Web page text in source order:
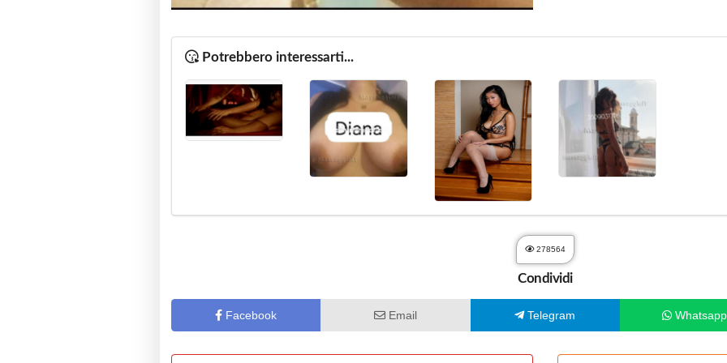
Potrebbero interessarti...
278564
Condividi
Facebook Email Telegram Whatsapp